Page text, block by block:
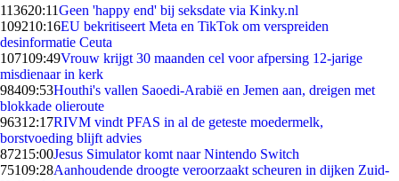
113620:11Geen 'happy end' bij seksdate via Kinky.nl
109210:16EU bekritiseert Meta en TikTok om verspreiden
desinformatie Ceuta
107109:49Vrouw krijgt 30 maanden cel voor afpersing 12-jarige
misdienaar in kerk
98409:53Houthi's vallen Saoedi-Arabië en Jemen aan, dreigen met
blokkade olieroute
96312:17RIVM vindt PFAS in al de geteste moedermelk,
borstvoeding blijft advies
87215:00Jesus Simulator komt naar Nintendo Switch
75109:28Aanhoudende droogte veroorzaakt scheuren in dijken Zuid-